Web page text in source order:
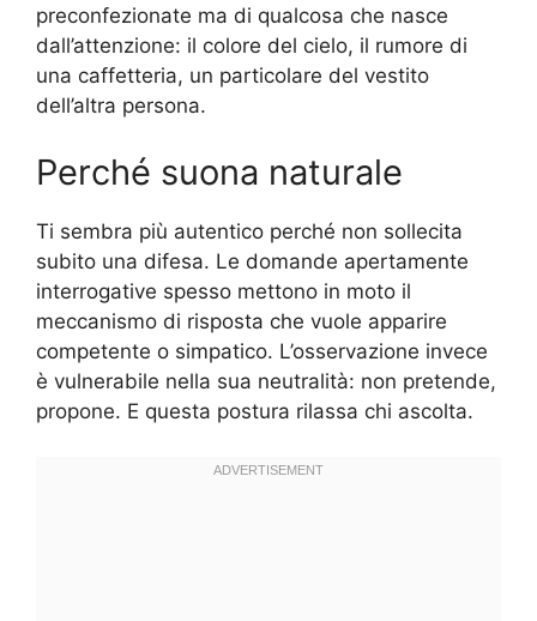
preconfezionate ma di qualcosa che nasce
dall’attenzione: il colore del cielo, il rumore di
una caffetteria, un particolare del vestito
dell’altra persona.
Perché suona naturale
Ti sembra più autentico perché non sollecita
subito una difesa. Le domande apertamente
interrogative spesso mettono in moto il
meccanismo di risposta che vuole apparire
competente o simpatico. L’osservazione invece
è vulnerabile nella sua neutralità: non pretende,
propone. E questa postura rilassa chi ascolta.